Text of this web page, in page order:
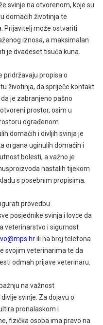
svinje na otvorenom, koje su
domaćih životinja te
Prijavitelj može ostvariti
iznosa, a maksimalan
je dvadeset tisuća kuna.
pridržavaju propisa o
životinja, da spriječe kontakt
je zabranjeno pašno
prostor, osim u
ograđenom
domaćih i divljih svinja je
organa uginulih domaćih i
bolesti, a važno je
nastalih tijekom
s posebnim propisima.
provedbu
posjednike svinja i lovce da
veterinarstvo i sigurnost
ili na broj telefona
svojim veterinarima te da
odmah prijave veterinaru.
na važnost
svinje. Za dojavu o
pronalaskom i
fizička osoba ima pravo na